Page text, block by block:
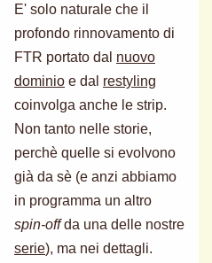
E' solo naturale che il
profondo rinnovamento di
FTR portato dal nuovo
dominio e dal restyling
coinvolga anche le strip.
Non tanto nelle storie,
perchè quelle si evolvono
già da sè (e anzi abbiamo
in programma un altro
spin-offda una delle nostre
serie), ma nei dettagli.